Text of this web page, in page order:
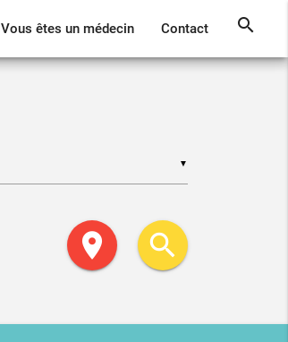
Vous êtes un médecin Contact search
▼
location_on search